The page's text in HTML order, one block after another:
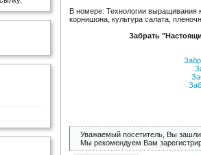
В номере: Технологии выращивания
корнишона, культура салата,
Забрать
Уважаемый посетитель, Вы зашли
Мы рекомендуем Вам